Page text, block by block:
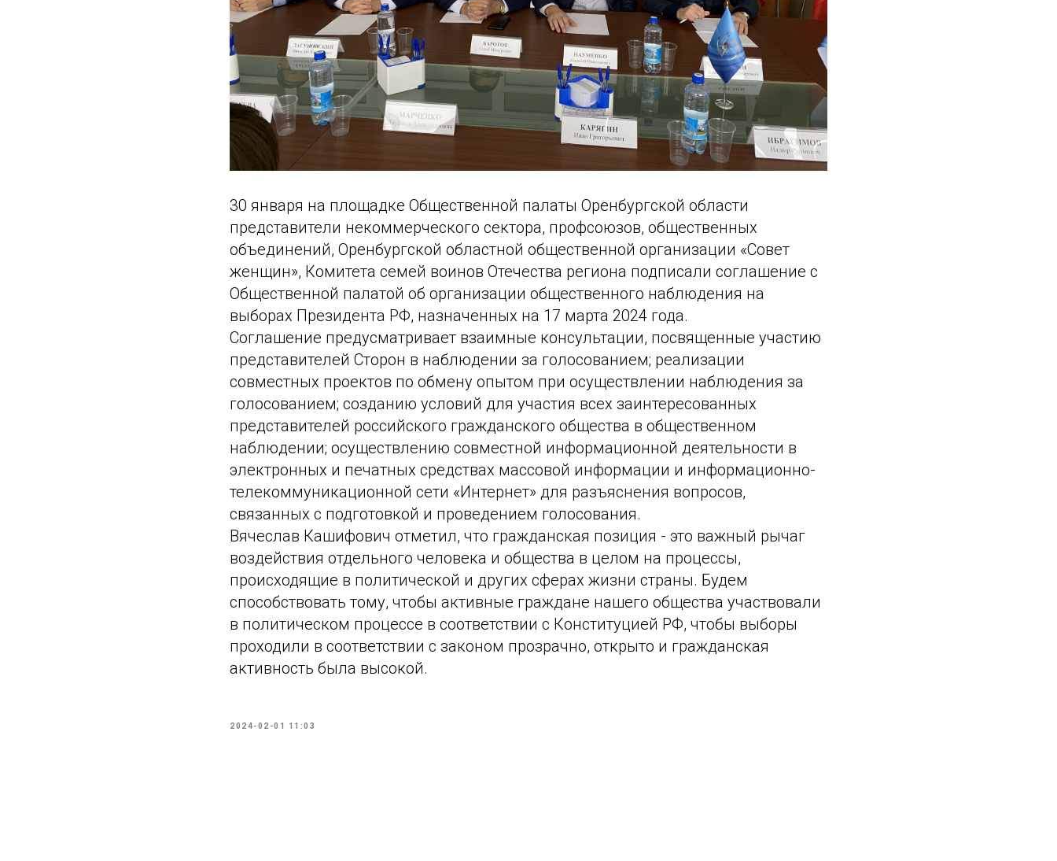
30 января на площадке Общественной палаты Оренбургской области
представители некоммерческого сектора, профсоюзов, общественных
объединений, Оренбургской областной общественной организации «Совет
женщин», Комитета семей воинов Отечества региона подписали соглашение с
Общественной палатой об организации общественного наблюдения на
выборах Президента РФ, назначенных на 17 марта 2024 года.
Соглашение предусматривает взаимные консультации, посвященные участию
представителей Сторон в наблюдении за голосованием; реализации
совместных проектов по обмену опытом при осуществлении наблюдения за
голосованием; созданию условий для участия всех заинтересованных
представителей российского гражданского общества в общественном
наблюдении; осуществлению совместной информационной деятельности в
электронных и печатных средствах массовой информации и информационно-
телекоммуникационной сети «Интернет» для разъяснения вопросов,
связанных с подготовкой и проведением голосования.
Вячеслав Кашифович отметил, что гражданская позиция - это важный рычаг
воздействия отдельного человека и общества в целом на процессы,
происходящие в политической и других сферах жизни страны. Будем
способствовать тому, чтобы активные граждане нашего общества участвовали
в политическом процессе в соответствии с Конституцией РФ, чтобы выборы
проходили в соответствии с законом прозрачно, открыто и гражданская
активность была высокой.
2024-02-01 11:03